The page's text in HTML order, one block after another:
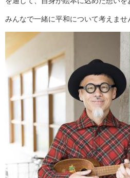
みんなで一緒に平和について考えませ